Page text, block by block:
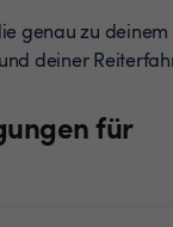
genau zu deinem
deiner
für